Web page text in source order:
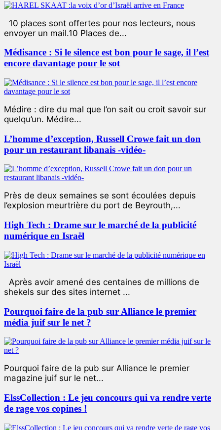
10 places sont offertes pour nos lecteurs, nous
envoyer un mail.10 Places de...
Médisance : Si le silence est bon pour le sage, il l’est
encore davantage pour le sot
Médire : dire du mal que l’on sait ou croit savoir sur
quelqu’un. Médire...
L’homme d’exception, Russell Crowe fait un don
pour un restaurant libanais -vidéo-
Près de deux semaines se sont écoulées depuis
l’explosion meurtrière du port de Beyrouth,...
High Tech : Drame sur le marché de la publicité
numérique en Israël
Après avoir amené des centaines de millions de
shekels sur des sites internet ...
Pourquoi faire de la pub sur Alliance le premier
média juif sur le net ?
Pourquoi faire de la pub sur Alliance le premier
magazine juif sur le net...
ElssCollection : Le jeu concours qui va rendre verte
de rage vos copines !